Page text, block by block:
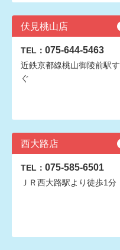
伏見桃山店
TEL： 075-644-5463
近鉄京都線桃山御陵前駅す
ぐ
西大路店
TEL： 075-585-6501
ＪＲ西大路駅より徒歩1分